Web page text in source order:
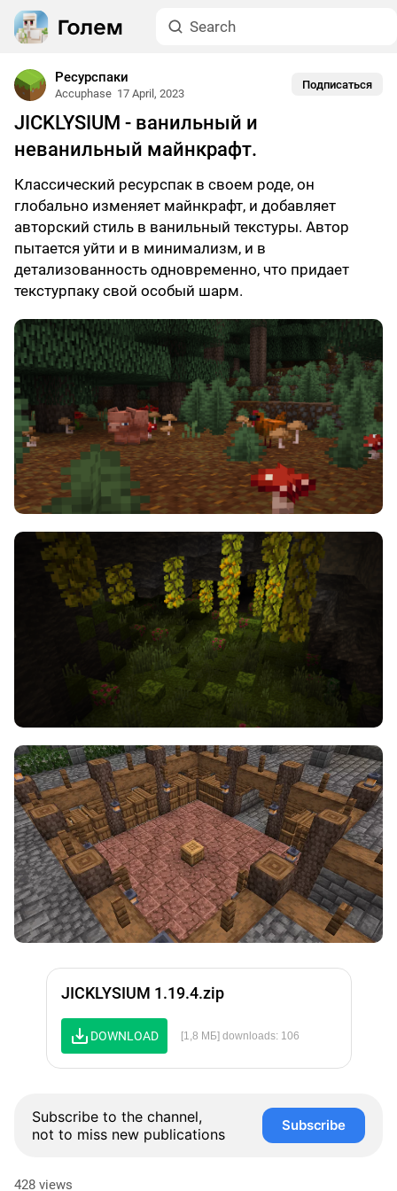
Ресурспаки
Accuphase 17 April, 2023
Подписаться
JICKLYSIUM - ванильный и
неванильный майнкрафт.
Классический ресурспак в своем роде, он
глобально изменяет майнкрафт, и добавляет
авторский стиль в ванильный текстуры. Автор
пытается уйти и в минимализм, и в
детализованность одновременно, что придает
текстурпаку свой особый шарм.
JICKLYSIUM 1.19.4.zip
DOWNLOAD [1,8 МБ] downloads: 106
Subscribe to the channel,
not to miss new publications
Subscribe
428 views